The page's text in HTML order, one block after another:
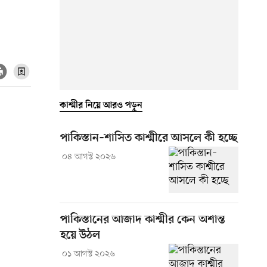
কাশ্মীর নিয়ে আরও পড়ুন
পাকিস্তান–শাসিত কাশ্মীরে আসলে কী হচ্ছে
০৪ আগস্ট ২০২৬
পাকিস্তানের আজাদ কাশ্মীর কেন অশান্ত
হয়ে উঠল
০১ আগস্ট ২০২৬